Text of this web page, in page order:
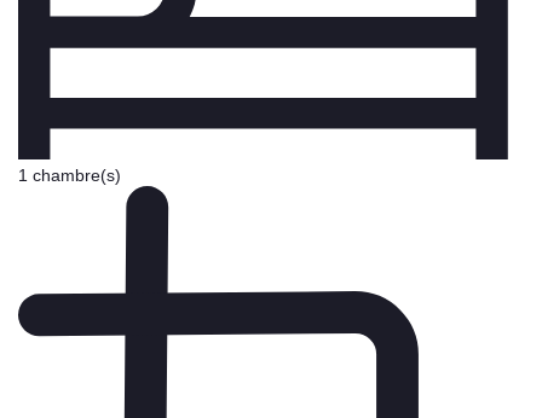
1 chambre(s)